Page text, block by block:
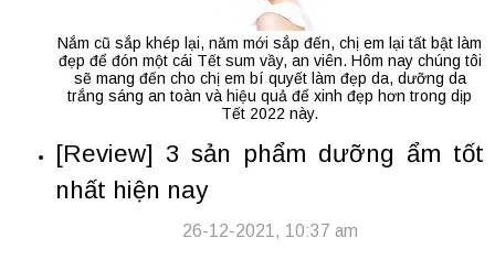
Nắm cũ sắp khép lại, năm mới sắp đến, chị em lại tất bật làm
đẹp để đón một cái Tết sum vầy, an viên. Hôm nay chúng tôi
sẽ mang đến cho chị em bí quyết làm đẹp da, dưỡng da
trắng sáng an toàn và hiệu quả để xinh đẹp hơn trong dịp
Tết 2022 này.
[Review] 3 sản phẩm dưỡng ẩm tốt
nhất hiện nay
26-12-2021, 10:37 am